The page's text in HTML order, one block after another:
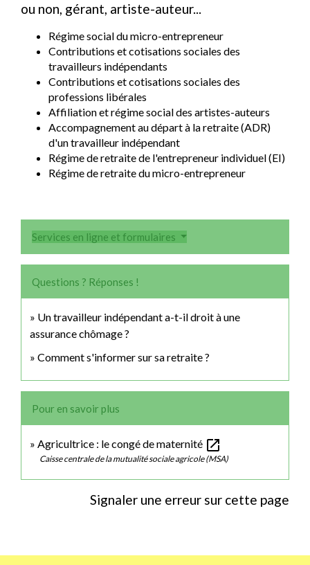
ou non, gérant, artiste-auteur...
Régime social du micro-entrepreneur
Contributions et cotisations sociales des
travailleurs indépendants
Contributions et cotisations sociales des
professions libérales
Affiliation et régime social des artistes-auteurs
Accompagnement au départ à la retraite (ADR)
d'un travailleur indépendant
Régime de retraite de l'entrepreneur individuel (EI)
Régime de retraite du micro-entrepreneur
Services en ligne et formulaires
Questions ? Réponses !
Un travailleur indépendant a-t-il droit à une
assurance chômage ?
Comment s'informer sur sa retraite ?
Pour en savoir plus
Agricultrice : le congé de maternité open_in_new
Caisse centrale de la mutualité sociale agricole (MSA)
Signaler une erreur sur cette page